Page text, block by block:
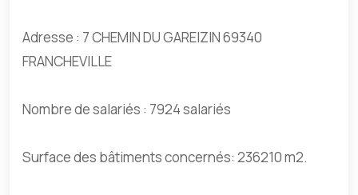
Adresse : 7 CHEMIN DU GAREIZIN 69340
FRANCHEVILLE
Nombre de salariés : 7924 salariés
Surface des bâtiments concernés: 236210 m2.